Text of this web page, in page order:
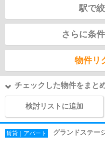
駅で
さらに条
物件リ
チェックした物件をまと
検討リストに追加
賃貸｜アパート グランドステー